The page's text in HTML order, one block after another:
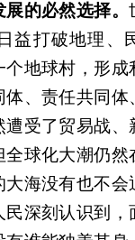
展的必然选择。
益打破地理、
个地球村，形
、责任共同体
遭受了贸易战、
球化大潮仍然
海没有也不会
民深刻认识到，